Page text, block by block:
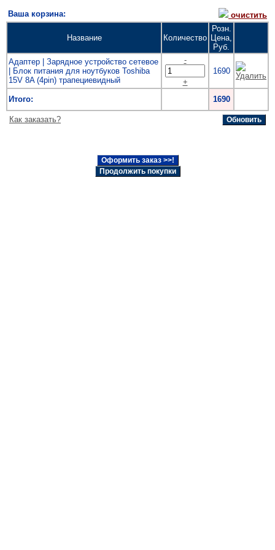
Ваша корзина: очистить
Название Количество
Розн.
Цена,
Руб.
Адаптер | Зарядное устройство сетевое
| Блок питания для ноутбуков Toshiba
15V 8A (4pin) трапециевидный
-
+
1690
Итого: 1690
Как заказать?